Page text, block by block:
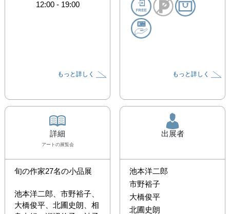
12:00- 19:00
もっと詳しく もっと詳しく
詳細
アート の展覧会
旬の作家27名の小品展
池本洋二郎、市野裕子、
大橋俊平、北圃史朗、相
出展者
池本洋二郎
市野裕子
大橋俊平
北圃史朗